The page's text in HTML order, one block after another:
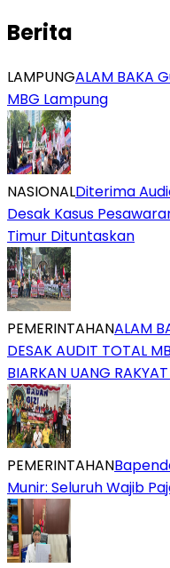
Berita
LAMPUNGALAM BAKA
MBG Lampung
NASIONALDiterima
Desak Kasus
Timur Dituntaskan
PEMERINTAHANALAM
DESAK AUDIT TOTAL
BIARKAN UANG
PEMERINTAHAN
Munir: Seluruh Wajib